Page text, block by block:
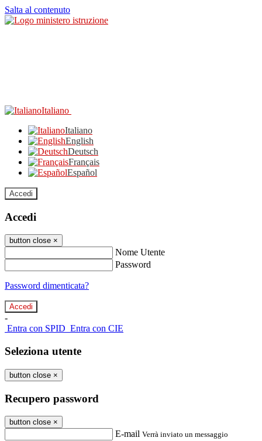
Salta al contenuto
Italiano
Italiano
English
Deutsch
Français
Español
Accedi
Accedi
button close ×
Nome Utente
Password
Password dimenticata?
-
Entra con SPID Entra con CIE
Seleziona utente
button close ×
Recupero password
button close ×
E-mail Verrà inviato un messaggio